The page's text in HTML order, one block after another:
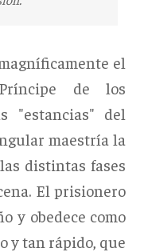
el
de los
"estancias" del
maestría la
distintas fases
El prisionero
y obedece como
y tan rápido, que